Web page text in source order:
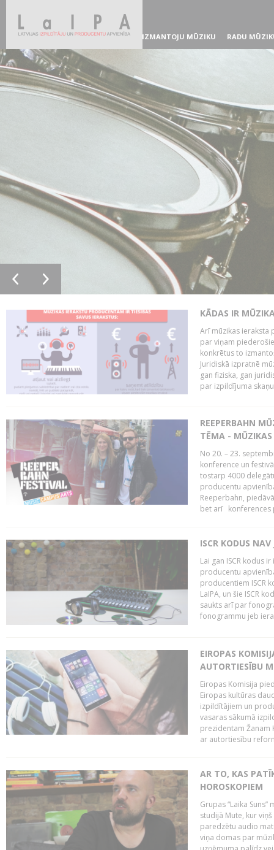
IZMANTOJU MŪZIKU RADU
KĀDAS IR
Arī mūzikas ieraksta
par viņam
konkrētus to
Juridiskā izpratnē
gan fiziska, gan
par izpildījuma
REEPERBAHN
TĒMA -
No 20. – 23.
konference un
tostarp 4000
producentu
Reeperbahn,
bet arī konferences
ISCR KODUS
Lai gan ISCR kodus
producentu
producentiem ISCR
LaIPA, un šie ISCR
saukts arī par
fonogrammu jeb
EIROPAS
AUTORTIESĪBU
Eiropas Komisija
Eiropas kultūras
izpildītājiem un
vasaras sākumā
prezidentam Žanam
ar autortiesību
AR TO, KAS
HOROSKOPIEM
Grupas “Laika
studijā Mute, kur
paredzētu audio
viņa domas par